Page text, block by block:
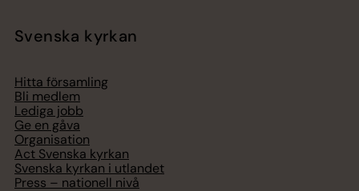
Svenska kyrkan
Hitta församling
Bli medlem
Lediga jobb
Ge en gåva
Organisation
Act Svenska kyrkan
Svenska kyrkan i utlandet
Press – nationell nivå